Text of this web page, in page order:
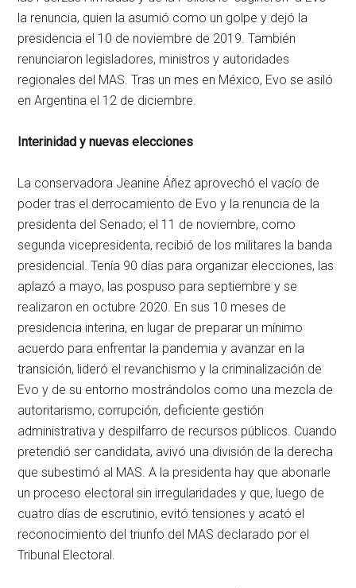
la renuncia, quien la asumió como un golpe y dejó la
presidencia el 10 de noviembre de 2019. También
renunciaron legisladores, ministros y autoridades
regionales del MAS. Tras un mes en México, Evo se asiló
en Argentina el 12 de diciembre.
Interinidad y nuevas elecciones
La conservadora Jeanine Áñez aprovechó el vacío de
poder tras el derrocamiento de Evo y la renuncia de la
presidenta del Senado; el 11 de noviembre, como
segunda vicepresidenta, recibió de los militares la banda
presidencial. Tenía 90 días para organizar elecciones, las
aplazó a mayo, las pospuso para septiembre y se
realizaron en octubre 2020. En sus 10 meses de
presidencia interina, en lugar de preparar un mínimo
acuerdo para enfrentar la pandemia y avanzar en la
transición, lideró el revanchismo y la criminalización de
Evo y de su entorno mostrándolos como una mezcla de
autoritarismo, corrupción, deficiente gestión
administrativa y despilfarro de recursos públicos. Cuando
pretendió ser candidata, avivó una división de la derecha
que subestimó al MAS. A la presidenta hay que abonarle
un proceso electoral sin irregularidades y que, luego de
cuatro días de escrutinio, evitó tensiones y acató el
reconocimiento del triunfo del MAS declarado por el
Tribunal Electoral.